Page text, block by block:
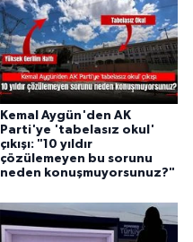
Kemal Aygün'den AK
Parti'ye 'tabelasız okul'
çıkışı: "10 yıldır
çözülemeyen bu sorunu
neden konuşmuyorsunuz?"